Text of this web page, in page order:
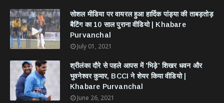
सोशल मीडिया पर वायरल हुआ हार्दिक पांड्या की ताबड़तोड़
बैटिंग का 10 साल पुराना वीडियो | Khabare
Purvanchal
July 01, 2021
श्रीलंका दौरे से पहले आपस में 'भिड़े' शिखर धवन और
भुवनेश्वर कुमार, BCCI ने शेयर किया वीडियो |
Khabare Purvanchal
June 26, 2021